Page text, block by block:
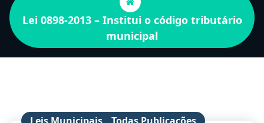
Lei 0898-2013 – Institui o código tributário
municipal